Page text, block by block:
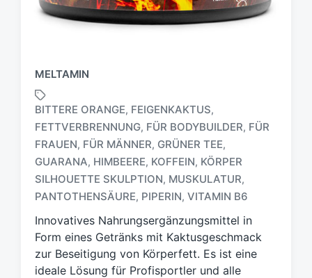
MELTAMIN
c
h
l
g
w
ö
r
BITTERE ORANGE, FEIGENKAKTUS,
FETTVERBRENNUNG, FÜR BODYBUILDER, FÜR
FRAUEN, FÜR MÄNNER, GRÜNER TEE,
GUARANA, HIMBEERE, KOFFEIN, KÖRPER
SILHOUETTE SKULPTION, MUSKULATUR,
PANTOTHENSÄURE, PIPERIN, VITAMIN B6
Innovatives Nahrungsergänzungsmittel in
Form eines Getränks mit Kaktusgeschmack
zur Beseitigung von Körperfett. Es ist eine
ideale Lösung für Profisportler und alle